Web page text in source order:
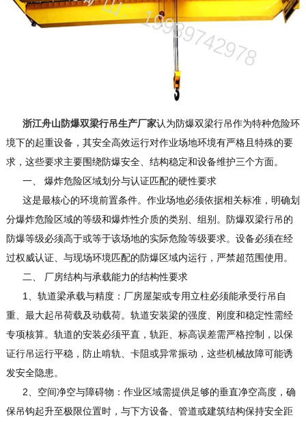
浙江舟山防爆双梁行吊生产厂家认为防爆双梁行吊作为特种危险环
境下的起重设备，其安全高效运行对作业场地环境有严格且特殊的要
求，这些要求主要围绕防爆安全、结构稳定和设备维护三个方面。
一、 爆炸危险区域划分与认证匹配的硬性要求
这是最核心的环境前置条件。作业场地必须依据相关标准，明确划
分爆炸危险区域的等级和爆炸性介质的类别、组别。防爆双梁行吊的
防爆等级必须高于或等于该场地的实际危险等级要求。设备必须在经
过权威认证、与现场环境匹配的防爆区域内运行，严禁超范围使用。
二、 厂房结构与承载能力的结构性要求
1、轨道梁承载与精度：厂房屋架或专用立柱必须能承受行吊自
重、最大起吊荷载及动载荷。轨道安装梁的强度、刚度和稳定性需经
专项核算。轨道的安装必须平直，轨距、标高误差需严格控制，以保
证行吊运行平稳，防止啃轨、卡阻或异常振动，这些机械故障可能诱
发安全隐患。
2、空间净空与障碍物：作业区域需提供足够的垂直净空高度，确
保吊钩起升至极限位置时，与下方设备、管道或建筑结构保持安全距